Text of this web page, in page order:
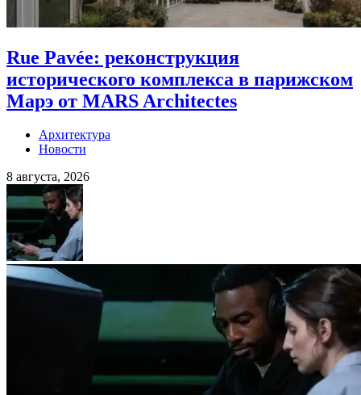
Rue Pavée: реконструкция
исторического комплекса в парижском
Марэ от MARS Architectes
Архитектура
Новости
8 августа, 2026